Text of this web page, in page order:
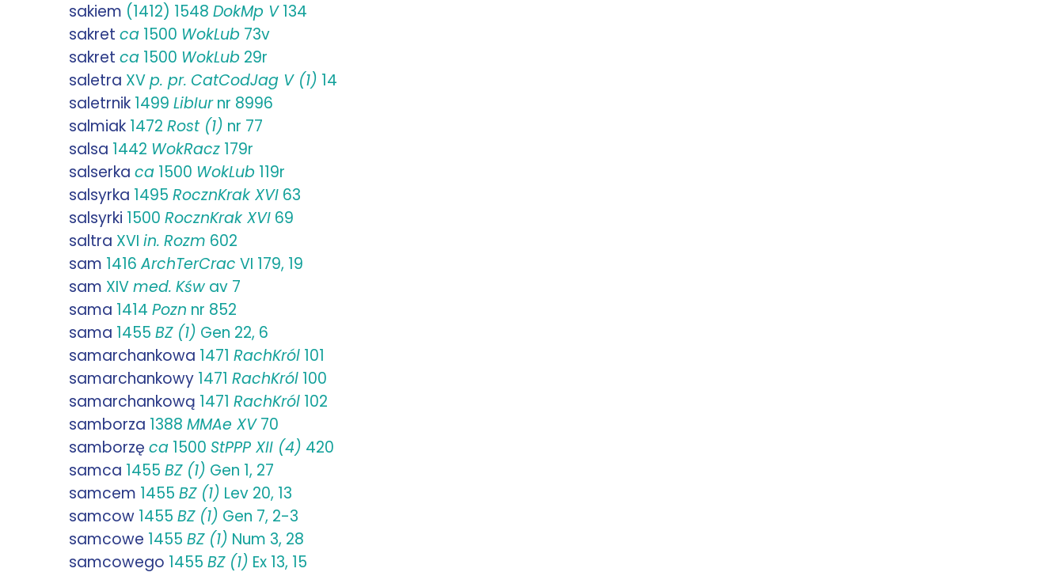
sakiem (1412) 1548 DokMp V134
sakret ca 1500 WokLub 73v
sakret ca 1500 WokLub 29r
saletra XVp. pr. CatCodJag V (1) 14
saletrnik 1499 LibIurnr 8996
salmiak 1472 Rost (1) nr 77
salsa 1442 WokRacz 179r
salserka ca 1500 WokLub 119r
salsyrka 1495 RocznKrak XVI 63
salsyrki 1500 RocznKrak XVI 69
saltra XVI in. Rozm 602
sam 1416ArchTerCrac VI 179, 19
sam XIVmed. Kśw av 7
sama 1414 Pozn nr 852
sama 1455 BZ (1) Gen 22, 6
samarchankowa 1471 RachKról 101
samarchankowy 1471 RachKról 100
samarchankową 1471 RachKról 102
samborza 1388 MMAe XV70
samborzę ca 1500 StPPP XII (4) 420
samca 1455 BZ (1) Gen 1, 27
samcem 1455 BZ (1) Lev 20, 13
samcow 1455 BZ (1) Gen 7, 2-3
samcowe 1455 BZ (1) Num 3, 28
samcowego 1455 BZ (1) Ex 13, 15